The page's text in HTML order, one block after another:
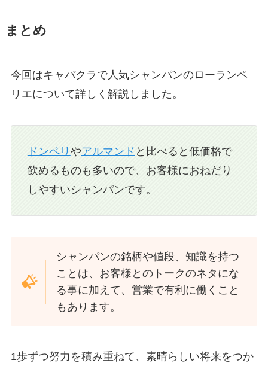
まとめ
今回はキャバクラで人気シャンパンのローランペ
リエについて詳しく解説しました。
ドンペリ やアルマンド と比べると低価格で
飲めるものも多いので、お客様におねだり
しやすいシャンパンです。
シャンパンの銘柄や値段、知識を持つ
ことは、お客様とのトークのネタにな
る事に加えて、営業で有利に働くこと
もあります。
1歩ずつ努力を積み重ねて、素晴らしい将来をつか